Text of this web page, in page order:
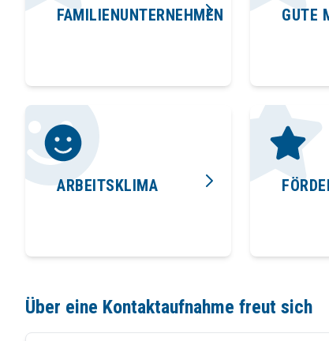
FAMILIENUNTERNEHMEN GUTE
ARBEITSKLIMA
Über eine Kontaktaufnahme freut sich